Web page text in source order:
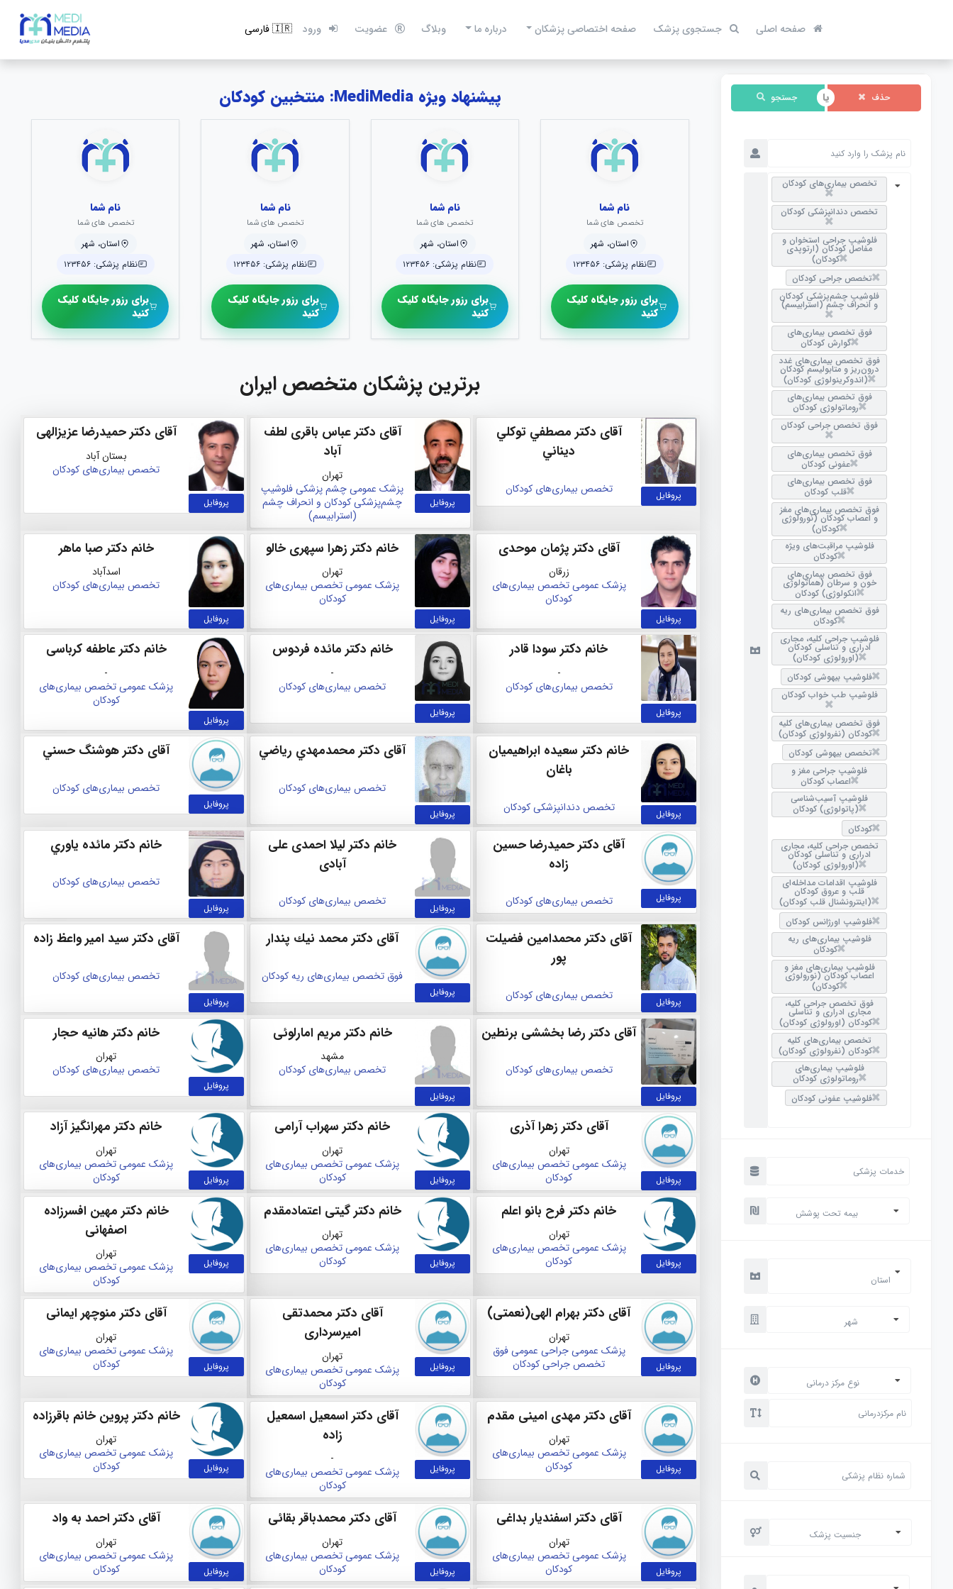
صفحه اصلی جستجوی پزشک صفحه اختصاصی پزشکان درباره ما وبلاگ عضویت ورود
حذف جستجو
تخصص بیماری‌های کودکان
تخصص دندانپزشکی کودکان
فلوشیپ جراحی استخوان و
مفاصل کودکان (ارتوپدی
کودکان)
تخصص جراحی کودکان
فلوشیپ چشم‌پزشکی کودکان
و انحراف چشم (استرابیسم)
فوق تخصص بیماری‌های
گوارش کودکان
فوق تخصص بیماری‌های غدد
درون‌ریز و متابولیسم کودکان
(اندوکرینولوژی کودکان)
فوق تخصص بیماری‌های
روماتولوژی کودکان
فوق تخصص جراحی کودکان
فوق تخصص بیماری‌های
عفونی کودکان
فوق تخصص بیماری‌های
قلب کودکان
فوق تخصص بیماری‌های مغز
و اعصاب کودکان (نورولوژی
کودکان)
فلوشیپ مراقبت‌های ویژه
کودکان
فوق تخصص بیماری‌های
خون و سرطان (هماتولوژی
انکولوژی) کودکان
فوق تخصص بیماری‌های ریه
کودکان
فلوشیپ جراحی کلیه، مجاری
ادراری و تناسلی کودکان
(اورولوژی کودکان)
فلوشیپ بیهوشی کودکان
فلوشیپ طب خواب کودکان
فوق تخصص بیماری‌های کلیه
کودکان (نفرولوژی کودکان)
تخصص بیهوشی کودکان
فلوشیپ جراحی مغز و
اعصاب کودکان
فلوشیپ آسیب‌شناسی
(پاتولوژی) کودکان
کودکان
تخصص جراحی کلیه، مجاری
ادراری و تناسلی کودکان
(اورولوژی کودکان)
فلوشیپ اقدامات مداخله‌ای
قلب و عروق کودکان
(اینترونشنال قلب کودکان)
فلوشیپ اورژانس کودکان
فلوشیپ بیماری‌های ریه
کودکان
فلوشیپ بیماری‌های مغز و
اعصاب کودکان (نورولوژی
کودکان)
فوق تخصص جراحی کلیه،
مجاری ادراری و تناسلی
کودکان (اورولوژی کودکان)
تخصص بیماری‌های کلیه
کودکان (نفرولوژی کودکان)
فلوشیپ بیماری‌های
روماتولوژی کودکان
فلوشیپ عفونی کودکان
بیمه تحت پوشش
استان
شهر
نوع مرکز درمانی
جنسیت پزشک
پیشنهاد ویژه MediMedia: منتخبین کودکان
نام شما
تخصص های شما
استان، شهر
نظام پزشکی: ۱۲۳۴۵۶
برای رزور جایگاه کلیک
کنید
نام شما
تخصص های شما
استان، شهر
نظام پزشکی: ۱۲۳۴۵۶
برای رزور جایگاه کلیک
کنید
نام شما
تخصص های شما
استان، شهر
نظام پزشکی: ۱۲۳۴۵۶
برای رزور جایگاه کلیک
کنید
نام شما
تخصص های شما
استان، شهر
نظام پزشکی: ۱۲۳۴۵۶
برای رزور جایگاه کلیک
کنید
برترین پزشکان متخصص ایران
پروفایل
آقای دکتر مصطفي توكلي
ديناني
تخصص بیماری‌های کودکان
پروفایل
آقای دکتر عباس باقری لطف
آباد
تهران
پزشک عمومی چشم‌ پزشکی فلوشیپ
چشم‌پزشکی کودکان و انحراف چشم
(استرابیسم)
پروفایل
آقای دکتر حمیدرضا عزیزالهی
بستان آباد
تخصص بیماری‌های کودکان
پروفایل
آقای دکتر پژمان موحدی
زرقان
پزشک عمومیتخصص بیماری‌های
کودکان
پروفایل
خانم دکتر زهرا سپهری خالو
تهران
پزشک عمومی تخصص بیماری‌های
کودکان
پروفایل
خانم دکتر صبا ماهر
اسدآباد
تخصص بیماری‌های کودکان
پروفایل
خانم دکتر سودا قادر
-
تخصص بیماری‌های کودکان
پروفایل
خانم دکتر مائده فردوس
-
تخصص بیماری‌های کودکان
پروفایل
خانم دکتر عاطفه کرباسی
-
پزشک عمومیتخصص بیماری‌های
کودکان
پروفایل
خانم دکتر سعيده ابراهيميان
باغان
تخصص دندانپزشکی کودکان پروفایل
آقای دکتر محمدمهدي رياضي
تخصص بیماری‌های کودکان
پروفایل
آقای دکتر هوشنگ حسني
تخصص بیماری‌های کودکان
پروفایل
آقای دکتر حمیدرضا حسین
زاده
تخصص بیماری‌های کودکان پروفایل
خانم دکتر لیلا احمدی علی
آبادی
تخصص بیماری‌های کودکان پروفایل
خانم دکتر مائده ياوري
تخصص بیماری‌های کودکان
پروفایل
آقای دکتر محمدامین فضیلت
پور
تخصص بیماری‌های کودکان پروفایل
آقای دکتر محمد نيك پندار
فوق تخصص بیماری‌های ریه کودکان
پروفایل
آقای دکتر سید امیر واعظ زاده
تخصص بیماری‌های کودکان
پروفایل
آقای دکتر رضا بخششی برنطین
تخصص بیماری‌های کودکان
پروفایل
خانم دکتر مریم امارلوئی
مشهد
تخصص بیماری‌های کودکان
پروفایل
خانم دکتر هانیه حجار
تهران
تخصص بیماری‌های کودکان
پروفایل
آقای دکتر زهرا آذری
تهران
پزشک عمومیتخصص بیماری‌های
کودکان
پروفایل
خانم دکتر سهراب آرامی
تهران
پزشک عمومی تخصص بیماری‌های
کودکان
پروفایل
خانم دکتر مهرانگیز آزاد
تهران
پزشک عمومیتخصص بیماری‌های
کودکان
پروفایل
خانم دکتر فرح بانو اعلم
تهران
پزشک عمومیتخصص بیماری‌های
کودکان
پروفایل
خانم دکتر گیتی اعتمادمقدم
تهران
پزشک عمومی تخصص بیماری‌های
کودکان
پروفایل
خانم دکتر مهین افسرزاده
اصفهانی
تهران
پزشک عمومیتخصص بیماری‌های
کودکان
پروفایل
آقای دکتر بهرام الهی(نعمتی)
تهران
پزشک عمومیجراحی عمومیفوق
تخصص جراحی کودکان
پروفایل
آقای دکتر محمدتقی
امیرسرداری
تهران
پزشک عمومی تخصص بیماری‌های
کودکان
پروفایل
آقای دکتر منوچهر ایمانی
تهران
پزشک عمومیتخصص بیماری‌های
کودکان
پروفایل
آقای دکتر مهدی امینی مقدم
تهران
پزشک عمومیتخصص بیماری‌های
کودکان
پروفایل
آقای دکتر اسمعیل اسمعیل
زاده
-
پزشک عمومی تخصص بیماری‌های
کودکان
پروفایل
خانم دکتر پروین خانم باقرزاده
تهران
پزشک عمومیتخصص بیماری‌های
کودکان
پروفایل
آقای دکتر اسفندیار بداغی
تهران
پزشک عمومیتخصص بیماری‌های
کودکان
پروفایل
آقای دکتر محمدباقر بقائی
تهران
پزشک عمومی تخصص بیماری‌های
کودکان
پروفایل
آقای دکتر احمد به واد
تهران
پزشک عمومیتخصص بیماری‌های
کودکان